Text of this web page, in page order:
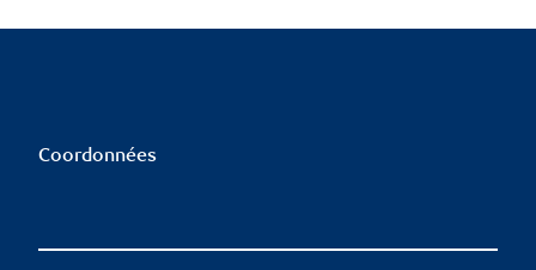
Coordonnées